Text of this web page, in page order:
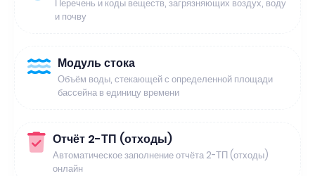
Перечень и коды веществ, загрязняющих воздух, воду
и почву
Модуль стока
Объём воды, стекающей с определенной площади
бассейна в единицу времени
Отчёт 2-ТП (отходы)
Автоматическое заполнение отчёта 2-ТП (отходы)
онлайн